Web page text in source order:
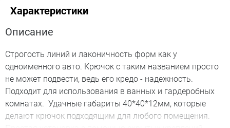
Характеристики
Описание
Строгость линий и лаконичность форм как у
одноименного авто. Крючок с таким названием просто
не может подвести, ведь его кредо - надежность.
Подходит для использования в ванных и гардеробных
комнатах. Удачные габариты 40*40*12мм, которые
делают крючок подходящим для любого помещения.